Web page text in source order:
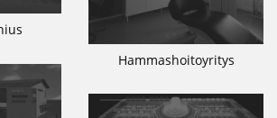
Hammashoitoyritys